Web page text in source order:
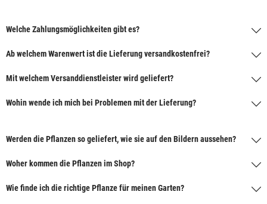
Welche Zahlungsmöglichkeiten gibt es?
Ab welchem Warenwert ist die Lieferung versandkostenfrei?
Mit welchem Versanddienstleister wird geliefert?
Wohin wende ich mich bei Problemen mit der Lieferung?
Werden die Pflanzen so geliefert, wie sie auf den Bildern aussehen?
Woher kommen die Pflanzen im Shop?
Wie finde ich die richtige Pflanze für meinen Garten?